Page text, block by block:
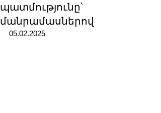
պատմությունը՝
մանրամասներով
05.02.2025